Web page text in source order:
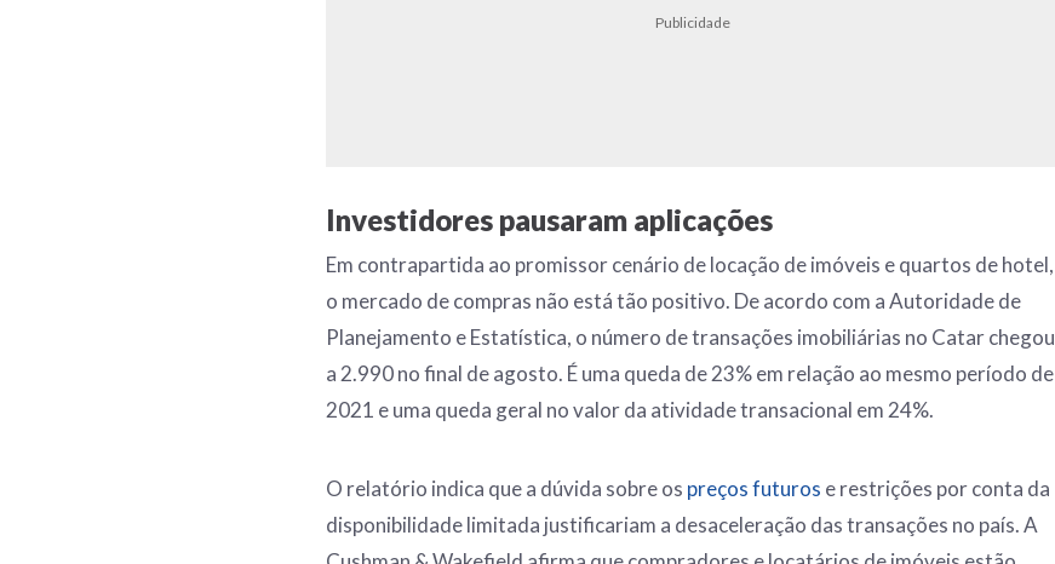
Publicidade
Investidores pausaram aplicações
Em contrapartida ao promissor cenário de locação de imóveis e quartos de hotel,
o mercado de compras não está tão positivo. De acordo com a Autoridade de
Planejamento e Estatística, o número de transações imobiliárias no Catar chegou
a 2.990 no final de agosto. É uma queda de 23% em relação ao mesmo período de
2021 e uma queda geral no valor da atividade transacional em 24%.
O relatório indica que a dúvida sobre os preços futuros e restrições por conta da
disponibilidade limitada justificariam a desaceleração das transações no país. A